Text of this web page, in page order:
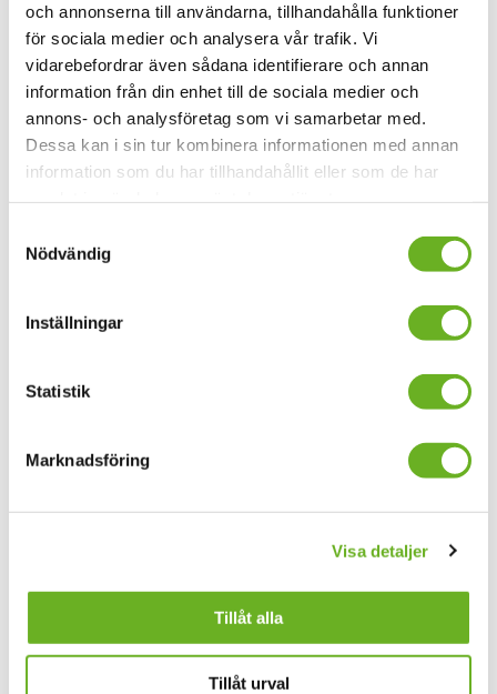
och annonserna till användarna, tillhandahålla funktioner
för sociala medier och analysera vår trafik. Vi
vidarebefordrar även sådana identifierare och annan
information från din enhet till de sociala medier och
annons- och analysföretag som vi samarbetar med.
Dessa kan i sin tur kombinera informationen med annan
information som du har tillhandahållit eller som de har
Nödvändig
Inställningar
Statistik
Marknadsföring
Visa detaljer
Tillåt alla
Tillåt urval
Tisdag 4 oktober kl. 15.30
Torsdag 6 oktober kl. 17.00
Fredag 7 oktober kl. 18.30
Lördag 8 oktober kl. 12.30
Var?
Departure är en festival med föreställningar du inte